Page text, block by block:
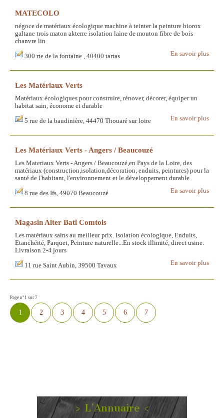
MATECOLO
négoce de matériaux écologique machine à teinter la peinture biorox
galtane trois maton akterre isolation laine de mouton fibre de bois
chanvre lin
En savoir plus
300 rte de la fontaine , 40400 tartas
Les Matériaux Verts
Matériaux écologiques pour construire, rénover, décorer, équiper un
habitat sain, économe et durable
En savoir plus
5 rue de la baudinière, 44470 Thouaré sur loire
Les Matériaux Verts - Angers / Beaucouzé
Les Materiaux Verts - Angers / Beaucouzé,en Pays de la Loire, des
matériaux (construction,isolation,décoration, enduits, peintures) pour la
santé de l'habitant, l'environnement et le développement durable
En savoir plus
8 rue des Ifs, 49070 Beaucouzé
Magasin Alter Bati Comtois
Les matériaux sains au meilleur prix. Isolation écologique, Enduits,
Etanchéité, Parquet, Peinture naturelle...En stock illimité, direct usine.
Livraison 2-4 jours
En savoir plus
11 rue Saint Aubin, 39500 Tavaux
Page n°1 sur 7
1 2 3 4 5 6 7
> L’Annuaire <